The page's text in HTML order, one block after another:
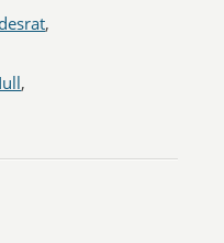
,
,